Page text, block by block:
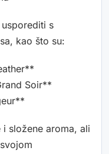
s
kao što su:
Soir**
složene aroma, ali